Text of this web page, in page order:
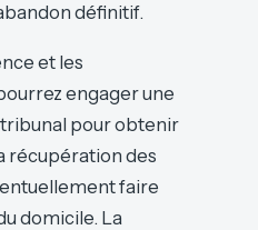
définitif.
et les
engager une
pour obtenir
récupération des
faire
domicile. La